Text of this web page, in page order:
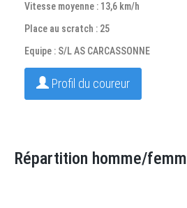
Vitesse moyenne : 13,6 km/h
Place au scratch : 25
Equipe : S/L AS CARCASSONNE
Profil du coureur
Répartition homme/